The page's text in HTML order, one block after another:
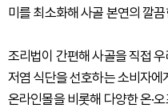
미를 최소화해 사골 본연의 깔
조리법이 간편해 사골을 직접
저염 식단을 선호하는 소비자에
온라인몰을 비롯해 다양한 온·